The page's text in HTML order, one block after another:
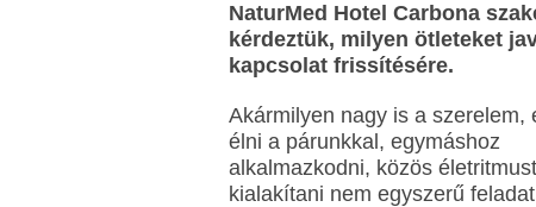
NaturMed Hotel Carbona
kérdeztük, milyen ötleteket
kapcsolat frissítésére.
Akármilyen nagy is a szerelem,
élni a párunkkal, egymáshoz
alkalmazkodni, közös életritmust
kialakítani nem egyszerű